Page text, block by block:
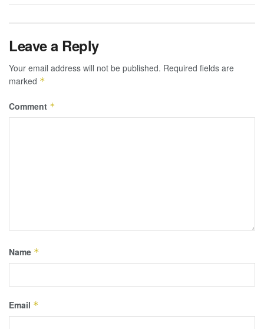
Leave a Reply
Your email address will not be published. Required fields are
marked *
Comment *
Name *
Email *